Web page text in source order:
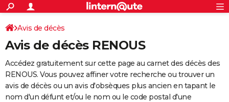
ACTUALITÉS
Politique
Société
Faits Divers
Education
Monde
Villes
+
SPORT
Coupe du monde 2026
Football
Tennis
Cyclisme
Rugby
Forum
Programme TV
TNT
Streaming
Cinéma
Sorties cinéma
Musique
+
FINANCE
Retraite
Epargne
Immobilier
Risques naturels par ville
Banque
Assurance
AUTO
Avis de décès
Avis de décès RENOUS
Accédez gratuitement sur cette page au carnet des décès des
RENOUS. Vous pouvez affiner votre recherche ou trouver un
avis de décès ou un avis d'obsèques plus ancien en tapant le
nom d'un défunt et/ou le nom ou le code postal d'une